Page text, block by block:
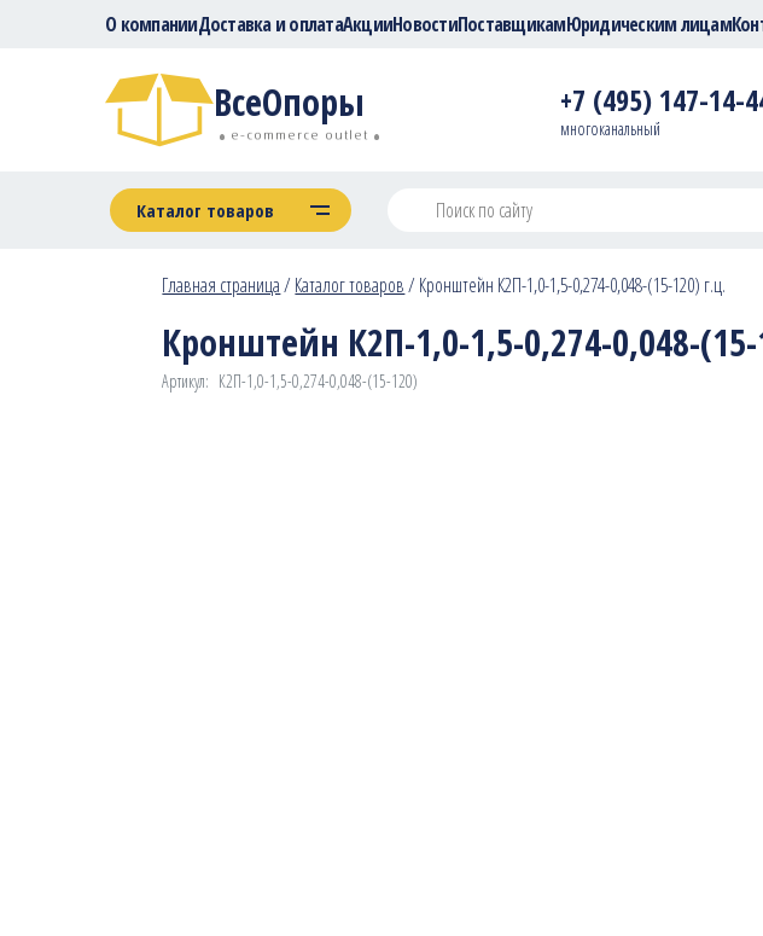
О компанииДоставка и оплатаАкцииНовостиПоставщикамЮридическим лицам
ВсеОпоры
e-commerce outlet
+7 (495) 147-14-
многоканальный
Каталог товаров
Главная страница/Каталог товаров/Кронштейн К2П-1,0-1,5-0,274-0,048-(15-120) г.ц.
Кронштейн К2П-1,0-1,5-0,274-0,048-
Артикул: К2П-1,0-1,5-0,274-0,048-(15-120)